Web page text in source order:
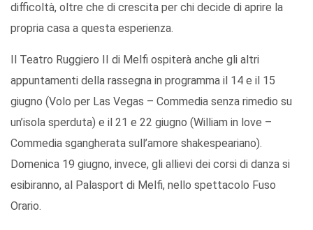
difficoltà, oltre che di crescita per chi decide di aprire la
propria casa a questa esperienza.
Il Teatro Ruggiero II di Melfi ospiterà anche gli altri
appuntamenti della rassegna in programma il 14 e il 15
giugno (Volo per Las Vegas – Commedia senza rimedio su
un’isola sperduta) e il 21 e 22 giugno (William in love –
Commedia sgangherata sull’amore shakespeariano).
Domenica 19 giugno, invece, gli allievi dei corsi di danza si
esibiranno, al Palasport di Melfi, nello spettacolo Fuso
Orario.